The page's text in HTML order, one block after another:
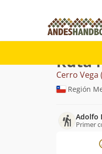
Ruta
Cerro Vega
Región
Adolfo
Primer